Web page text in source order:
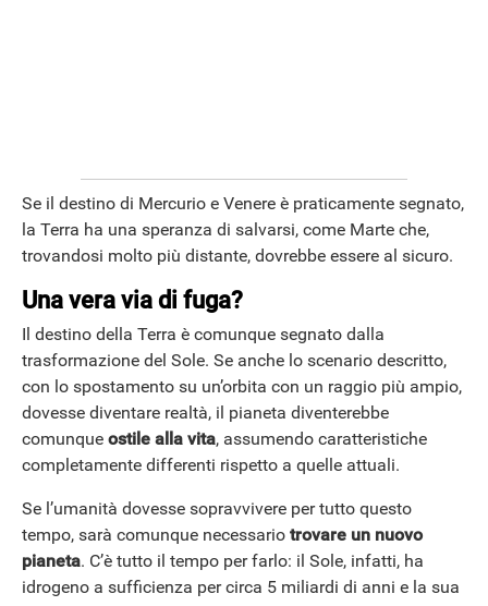
APPLE
Se il destino di Mercurio e Venere è praticamente segnato,
la Terra ha una speranza di salvarsi, come Marte che,
trovandosi molto più distante, dovrebbe essere al sicuro.
Una vera via di fuga?
Il destino della Terra è comunque segnato dalla
trasformazione del Sole. Se anche lo scenario descritto,
con lo spostamento su un’orbita con un raggio più ampio,
dovesse diventare realtà, il pianeta diventerebbe
comunque ostile alla vita, assumendo caratteristiche
completamente differenti rispetto a quelle attuali.
Se l’umanità dovesse sopravvivere per tutto questo
tempo, sarà comunque necessario trovare un nuovo
pianeta. C’è tutto il tempo per farlo: il Sole, infatti, ha
idrogeno a sufficienza per circa 5 miliardi di anni e la sua